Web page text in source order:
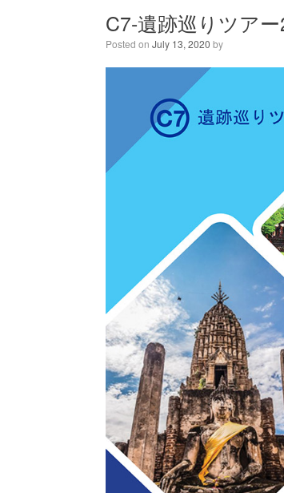
C7-遺跡巡りツア
Posted on July 13, 2020 by